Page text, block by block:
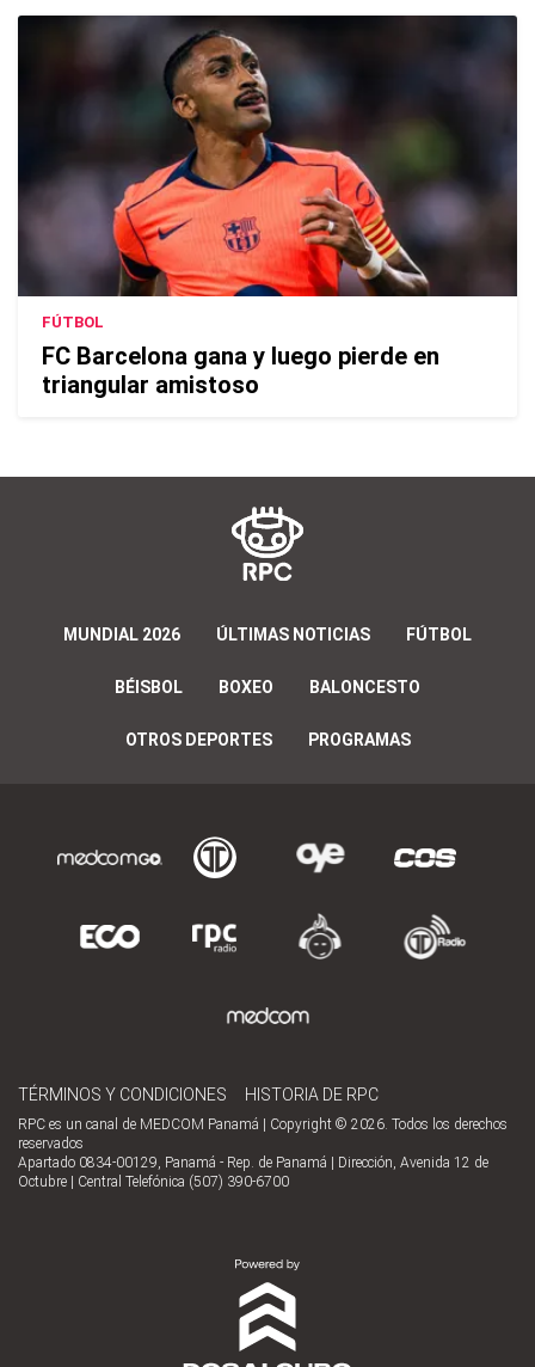
FÚTBOL
FC Barcelona gana y luego pierde en
triangular amistoso
MUNDIAL 2026 ÚLTIMAS NOTICIAS FÚTBOL
BÉISBOL BOXEO BALONCESTO
OTROS DEPORTES PROGRAMAS
TÉRMINOS Y CONDICIONES HISTORIA DE RPC
RPC es un canal de MEDCOM Panamá | Copyright © 2026. Todos los derechos
reservados
Apartado 0834-00129, Panamá - Rep. de Panamá | Dirección, Avenida 12 de
Octubre | Central Telefónica (507) 390-6700